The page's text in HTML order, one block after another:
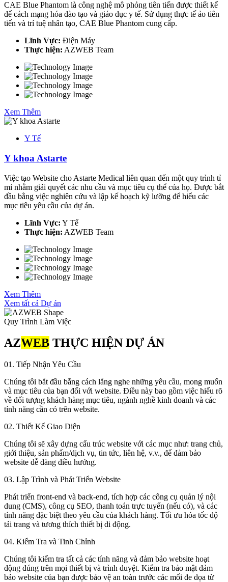
CAE Blue Phantom là công nghệ mô phỏng tiên tiến được thiết kế
để cách mạng hóa đào tạo và giáo dục y tế. Sử dụng thực tế ảo tiên
tiến và trí tuệ nhân tạo, CAE Blue Phantom cung cấp.
Lĩnh Vực: Điện Máy
Thực hiện: AZWEB Team
Xem Thêm
Y Tế
Y khoa Astarte
Việc tạo Website cho Astarte Medical liên quan đến một quy trình tỉ
mỉ nhằm giải quyết các nhu cầu và mục tiêu cụ thể của họ. Được bắt
đầu bằng việc nghiên cứu và lập kế hoạch kỹ lưỡng để hiểu các
mục tiêu yêu cầu của dự án.
Lĩnh Vực: Y Tế
Thực hiện: AZWEB Team
Xem Thêm
Xem tất cả Dự án
Quy Trình Làm Việc
AZWEB THỰC HIỆN DỰ ÁN
01. Tiếp Nhận Yêu Cầu
Chúng tôi bắt đầu bằng cách lắng nghe những yêu cầu, mong muốn
và mục tiêu của bạn đối với website. Điều này bao gồm việc hiểu rõ
về đối tượng khách hàng mục tiêu, ngành nghề kinh doanh và các
tính năng cần có trên website.
02. Thiết Kế Giao Diện
Chúng tôi sẽ xây dựng cấu trúc website với các mục như: trang chủ,
giới thiệu, sản phẩm/dịch vụ, tin tức, liên hệ, v.v., để đảm bảo
website dễ dàng điều hướng.
03. Lập Trình và Phát Triển Website
Phát triển front-end và back-end, tích hợp các công cụ quản lý nội
dung (CMS), công cụ SEO, thanh toán trực tuyến (nếu có), và các
tính năng đặc biệt theo yêu cầu của khách hàng. Tối ưu hóa tốc độ
tải trang và tương thích thiết bị di động.
04. Kiểm Tra và Tinh Chỉnh
Chúng tôi kiểm tra tất cả các tính năng và đảm bảo website hoạt
động đúng trên mọi thiết bị và trình duyệt. Kiểm tra bảo mật đảm
bảo website của bạn được bảo vệ an toàn trước các mối đe dọa từ